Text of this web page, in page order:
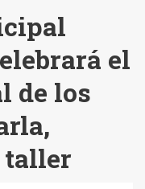
el
de los
taller